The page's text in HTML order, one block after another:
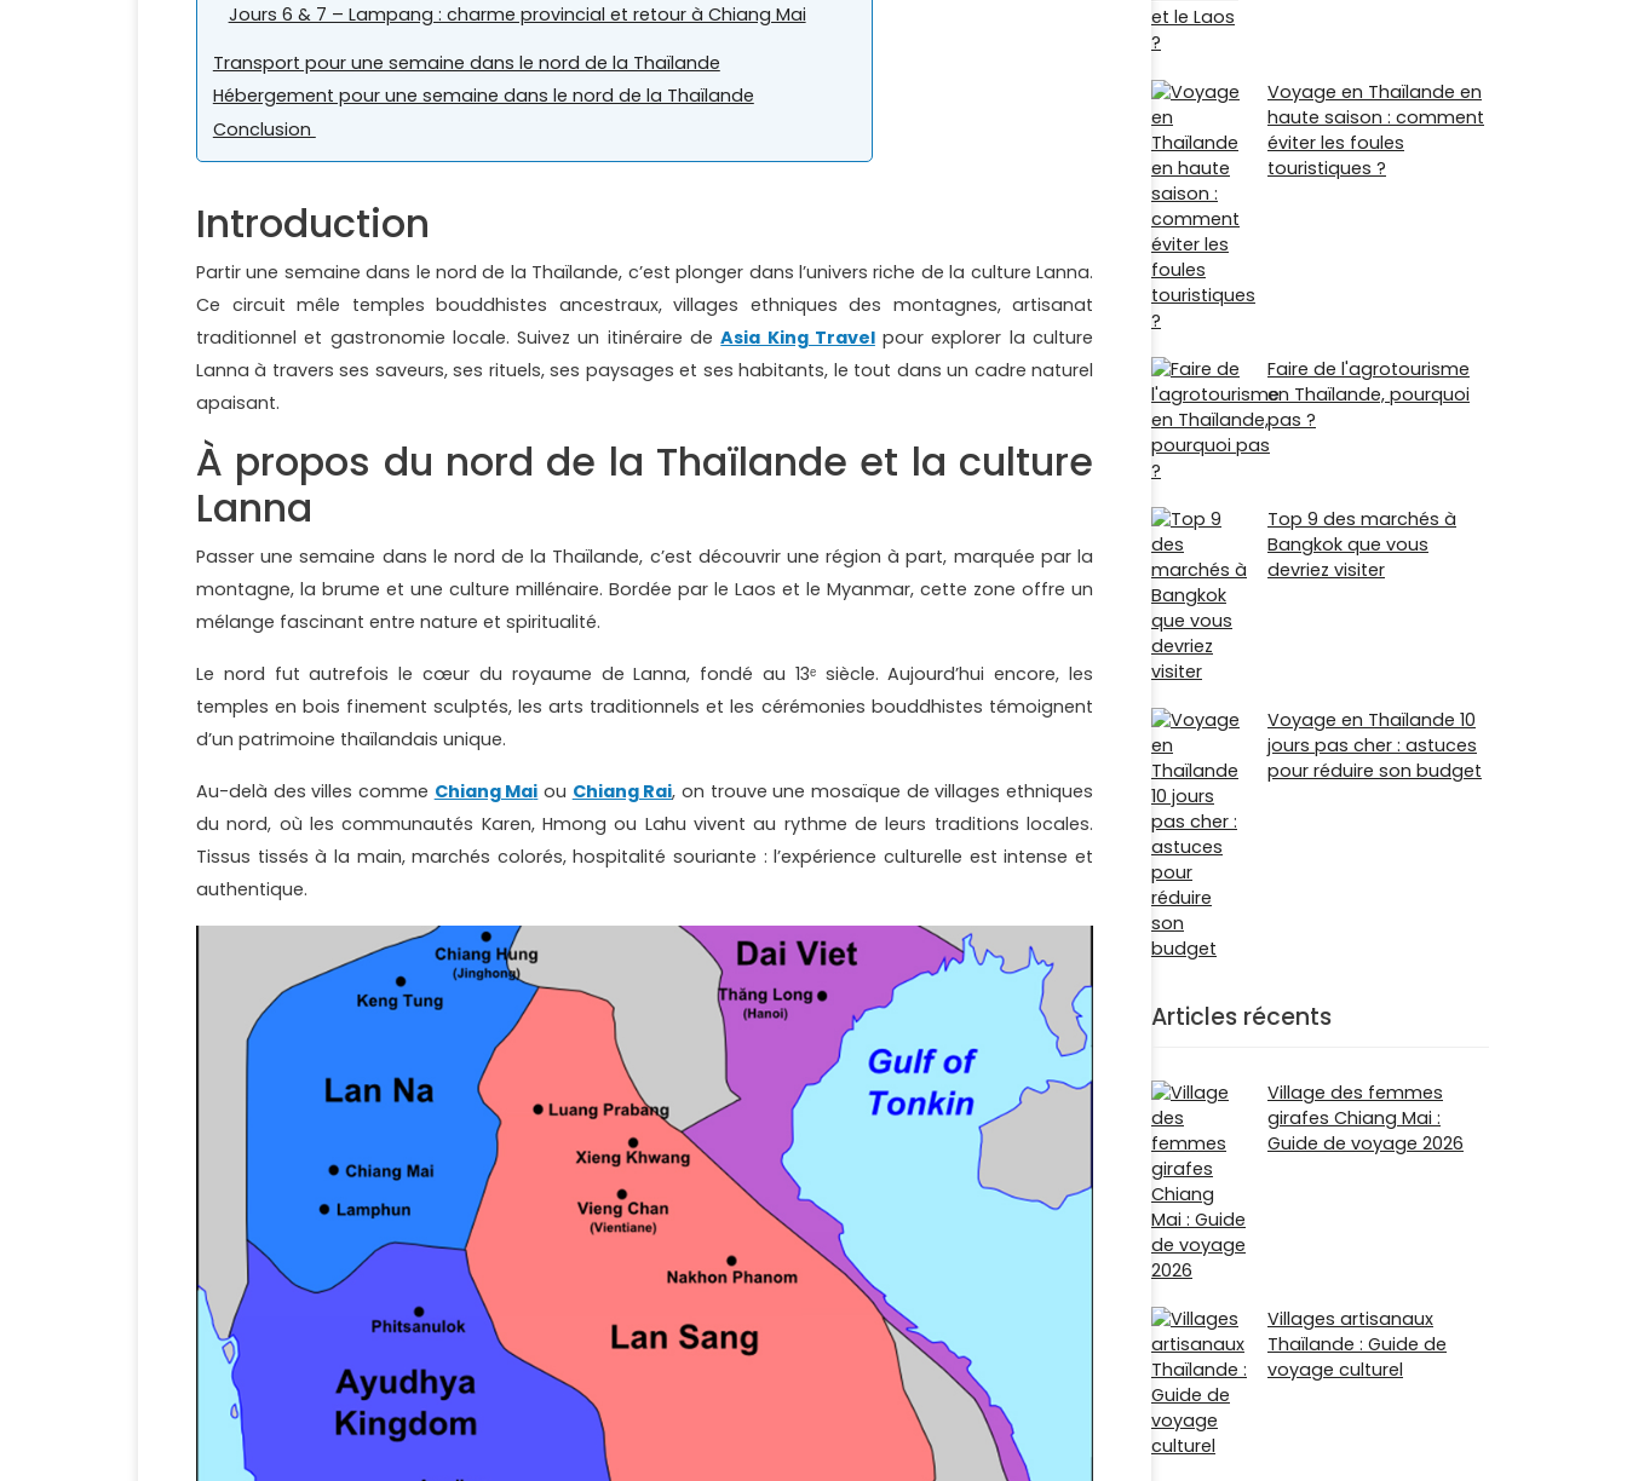
Jours 6 & 7 – Lampang : charme provincial et retour à Chiang Mai
Transport pour une semaine dans le nord de la Thaïlande
Hébergement pour une semaine dans le nord de la Thaïlande
Conclusion
Introduction
Partir une semaine dans le nord de la Thaïlande, c’est plonger dans l’univers riche de la culture Lanna.
Ce circuit mêle temples bouddhistes ancestraux, villages ethniques des montagnes, artisanat
traditionnel et gastronomie locale. Suivez un itinéraire deAsia King Travelpour explorer la culture
Lanna à travers ses saveurs, ses rituels, ses paysages et ses habitants, le tout dans un cadre naturel
apaisant.
À propos du nord de la Thaïlande et la culture
Lanna
Passer une semaine dans le nord de la Thaïlande, c’est découvrir une région à part, marquée par la
montagne, la brume et une culture millénaire. Bordée par le Laos et le Myanmar, cette zone offre un
mélange fascinant entre nature et spiritualité.
Le nord fut autrefois le cœur du royaume de Lanna, fondé au 13ᵉ siècle. Aujourd’hui encore, les
temples en bois finement sculptés, les arts traditionnels et les cérémonies bouddhistes témoignent
d’un patrimoine thaïlandais unique.
Au-delà des villes comme Chiang Mai ou Chiang Rai, on trouve une mosaïque de villages ethniques
du nord, où les communautés Karen, Hmong ou Lahu vivent au rythme de leurs traditions locales.
Tissus tissés à la main, marchés colorés, hospitalité souriante : l’expérience culturelle est intense et
authentique.
Voyage en Thaïlande en
haute saison : comment
éviter les foules
touristiques ?
Faire de l'agrotourisme
en Thaïlande, pourquoi
pas ?
Top 9 des marchés à
Bangkok que vous
devriez visiter
Voyage en Thaïlande 10
jours pas cher : astuces
pour réduire son budget
Articles récents
Village des femmes
girafes Chiang Mai :
Guide de voyage 2026
Villages artisanaux
Thaïlande : Guide de
voyage culturel